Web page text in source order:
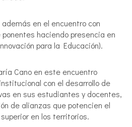
en el encuentro con
haciendo presencia en
para la Educación).
Cano en este encuentro
con el desarrollo de
en sus estudiantes y docentes,
de alianzas que potencien el
en los territorios.